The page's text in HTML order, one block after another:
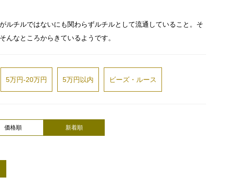
ルチルではないにも関わらずルチルとして流通していること。そ
なところからきているようです。
5万円-20万円 5万円以内 ビーズ・ルース
価格順 新着順